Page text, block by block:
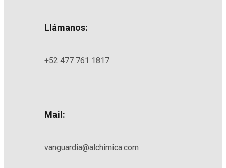
Llámanos:
+52 477 761 1817
Mail:
vanguardia@alchimica.com